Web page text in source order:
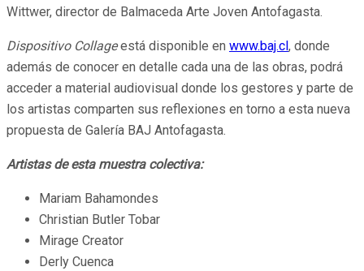
Wittwer, director de Balmaceda Arte Joven Antofagasta.
Dispositivo Collageestá disponible en www.baj.cl , donde
además de conocer en detalle cada una de las obras, podrá
acceder a material audiovisual donde los gestores y parte de
los artistas comparten sus reflexiones en torno a esta nueva
propuesta de Galería BAJ Antofagasta.
Artistas de esta muestra colectiva:
Mariam Bahamondes
Christian Butler Tobar
Mirage Creator
Derly Cuenca